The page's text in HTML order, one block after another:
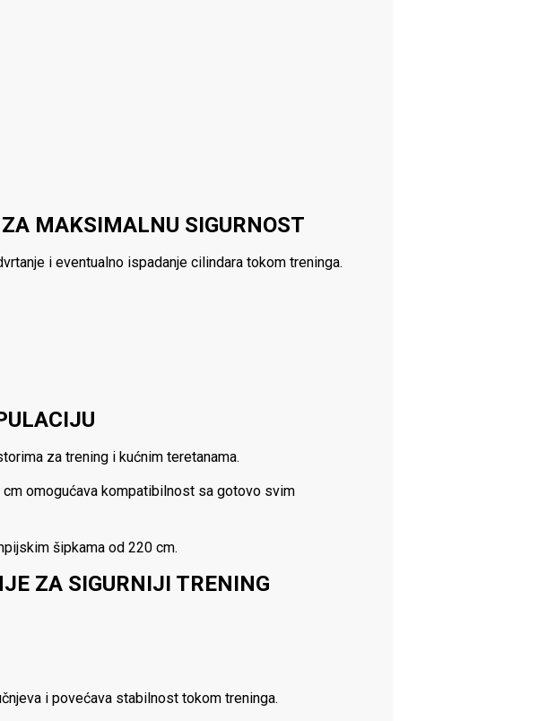
MAKSIMALNU SIGURNOST
i eventualno ispadanje cilindara tokom treninga.
za trening i kućnim teretanama.
omogućava kompatibilnost sa gotovo svim
šipkama od 220 cm.
ZA SIGURNIJI TRENING
i povećava stabilnost tokom treninga.